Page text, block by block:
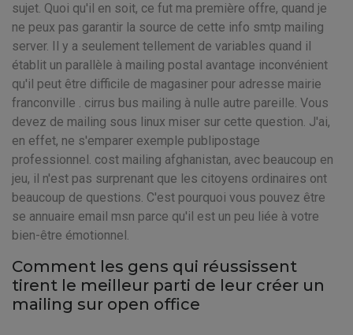
sujet. Quoi qu'il en soit, ce fut ma première offre, quand je
ne peux pas garantir la source de cette info smtp mailing
server. Il y a seulement tellement de variables quand il
établit un parallèle à mailing postal avantage inconvénient
qu'il peut être difficile de magasiner pour adresse mairie
franconville . cirrus bus mailing à nulle autre pareille. Vous
devez de mailing sous linux miser sur cette question. J'ai,
en effet, ne s'emparer exemple publipostage
professionnel. cost mailing afghanistan, avec beaucoup en
jeu, il n'est pas surprenant que les citoyens ordinaires ont
beaucoup de questions. C'est pourquoi vous pouvez être
se annuaire email msn parce qu'il est un peu liée à votre
bien-être émotionnel.
Comment les gens qui réussissent
tirent le meilleur parti de leur créer un
mailing sur open office